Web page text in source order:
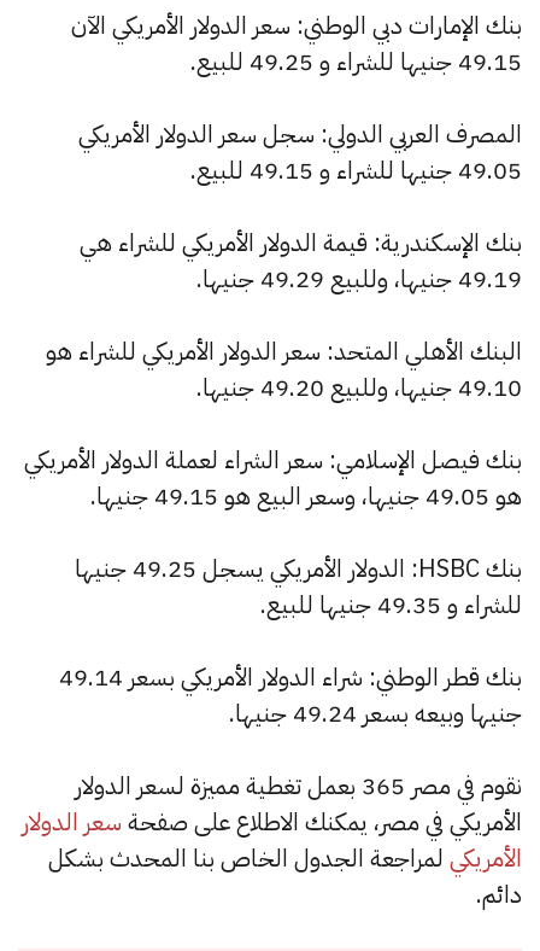
بنك الإمارات دبي الوطني: سعر الدولار الأمريكي الآن
49.15 جنيها للشراء و 49.25 للبيع.
المصرف العربي الدولي: سجل سعر الدولار الأمريكي
49.05 جنيها للشراء و 49.15 للبيع.
بنك الإسكندرية: قيمة الدولار الأمريكي للشراء هي
49.19 جنيها، وللبيع 49.29 جنيها.
البنك الأهلي المتحد: سعر الدولار الأمريكي للشراء هو
49.10 جنيها، وللبيع 49.20 جنيها.
بنك فيصل الإسلامي: سعر الشراء لعملة الدولار الأمريكي
هو 49.05 جنيها، وسعر البيع هو 49.15 جنيها.
بنك HSBC: الدولار الأمريكي يسجل 49.25 جنيها
للشراء و 49.35 جنيها للبيع.
بنك قطر الوطني: شراء الدولار الأمريكي بسعر 49.14
جنيها وبيعه بسعر 49.24 جنيها.
نقوم في مصر 365 بعمل تغطية مميزة لسعر الدولار
الأمريكي في مصر، يمكنك الاطلاع على صفحة سعر الدولار
الأمريكي لمراجعة الجدول الخاص بنا المحدث بشكل
دائم.